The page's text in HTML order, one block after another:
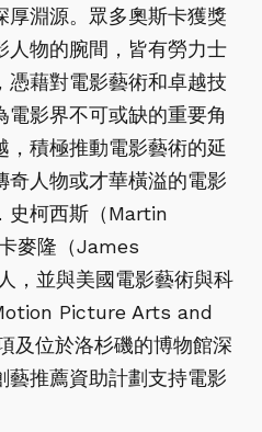
厚淵源。眾多奧斯卡獲獎
人物的腕間，皆有勞力士
憑藉對電影藝術和卓越技
影界不可或缺的重要角
積極推動電影藝術的延
奇人物或才華橫溢的電影
史柯西斯（Martin
麥隆（James
，並與美國電影藝術與科
Picture Arts and
及位於洛杉磯的博物館深
藝推薦資助計劃支持電影